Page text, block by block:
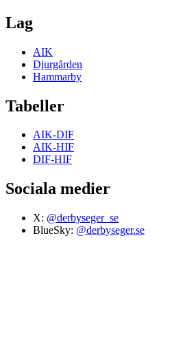
Lag
AIK
Djurgården
Hammarby
Tabeller
AIK-DIF
AIK-HIF
DIF-HIF
Sociala medier
X: @derbyseger_se
BlueSky: @derbyseger.se